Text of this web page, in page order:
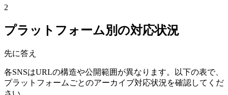
2
プラットフォーム別の対応状況
先に答え
各SNSはURLの構造や公開範囲が異なります。以下の表で、
プラットフォームごとのアーカイブ対応状況を確認してくだ
さい。